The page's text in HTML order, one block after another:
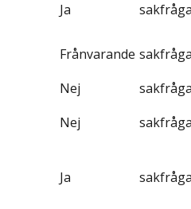
Ja
Frånvarande
Nej
Nej
Ja